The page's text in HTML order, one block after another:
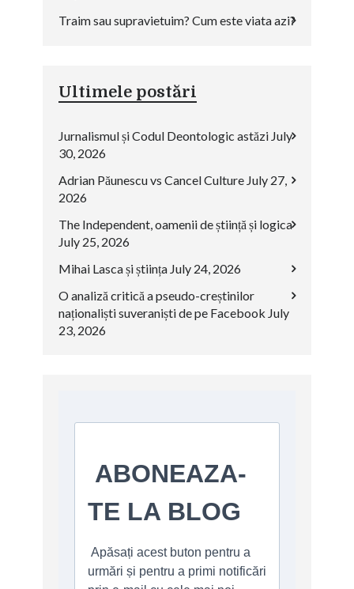
Traim sau supravietuim? Cum este viata azi?
Ultimele postări
Jurnalismul și Codul Deontologic astăzi July
30, 2026
Adrian Păunescu vs Cancel Culture July 27,
2026
The Independent, oamenii de știință și logica
July 25, 2026
Mihai Lasca și știința July 24, 2026
O analiză critică a pseudo-creștinilor
naționaliști suveraniști de pe Facebook July
23, 2026